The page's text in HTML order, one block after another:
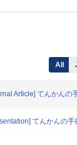
All
Article] てんかん
てんかんの